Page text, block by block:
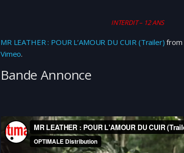
INTERDIT – 12 ANS
MR LEATHER : POUR L’AMOUR DU CUIR (Trailer) from
Vimeo.
Bande Annonce